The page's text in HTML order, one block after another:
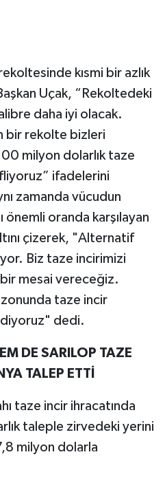
kısmi bir azlık
Uçak, “Rekoltedeki
daha iyi olacak.
bir rekolte bizleri
milyon dolarlık taze
ifadelerini
zamanda vücudun
önemli oranda karşılayan
çizerek, "Alternatif
Biz taze incirimizi
mesai vereceğiz.
taze incir
dedi.
DE SARILOP TAZE
TALEP ETTİ
taze incir ihracatında
taleple zirvedeki yerini
milyon dolarla